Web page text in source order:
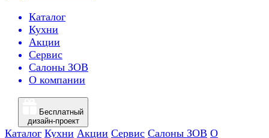
Каталог
Кухни
Акции
Сервис
Салоны ЗОВ
О компании
Бесплатный
дизайн-проект
Каталог Кухни Акции Сервис Салоны ЗОВ О